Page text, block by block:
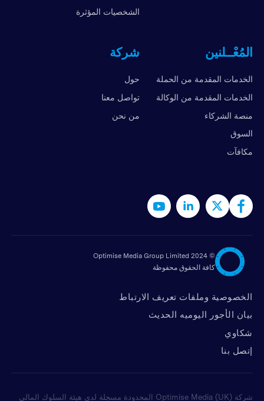
الشخصيات المؤثرة
المُعْــلنين
الخدمات المقدمة من الحملة
الخدمات المقدمة من الوكالة
منصة الشركاء
السوق
مكافآت
شركة
حول
تواصل معنا
من نحن
©
2024 Optimise Media Group Limited
كافة الحقوق محفوظة
الخصوصية وملفات تعريف الارتباط
بيان الأجور اليوميه الحديث
شكاوي
ﺇﺗﺼﻞ ﺑﻨﺎ
شركة Optimise Media (UK) المحدودة مسجلة لدى هيئة السلوك المالي